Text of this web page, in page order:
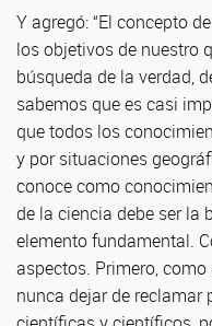
Y agregó: “El concepto
los objetivos de nuestro
búsqueda de la verdad,
sabemos que es casi
que todos los
y por situaciones
conoce como
de la ciencia debe ser la
elemento fundamental.
aspectos. Primero,
nunca dejar de reclamar